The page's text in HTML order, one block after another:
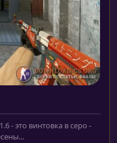
- это винтовка в серо -